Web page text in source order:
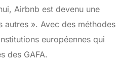
Airbnb est devenu une
autres ». Avec des méthodes
européennes qui
des GAFA.